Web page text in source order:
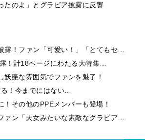
たのよ」とグラビア披露に反響
！ファン「可愛い！」「とてもセ…
！計18ページにわたる大特集…
艶な雰囲気でファンを魅了！
！今までにはない…
その他のPPEメンバーも登場！
ン「天女みたいな素敵なグラビア…